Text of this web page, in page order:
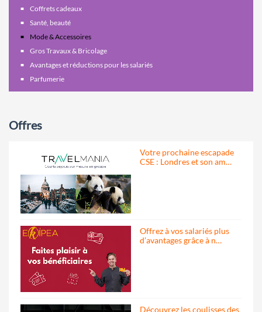
Coffrets cadeaux
Santé, beauté
Mode & Accessoires
Gros Travaux & Bricolage
Avantages et réductions pour les salariés
Parfumerie
Offres
Votre prochaine escapade
CSE : Londres et son am…
Offrez à vos salariés plus
d’avantages grâce à n…
Découvrez les coulisses des